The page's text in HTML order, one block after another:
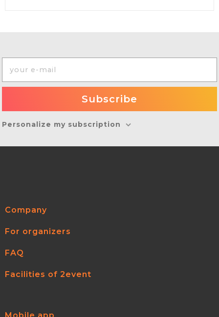
Personalize my subscription
Company
For organizers
FAQ
Facilities of 2event